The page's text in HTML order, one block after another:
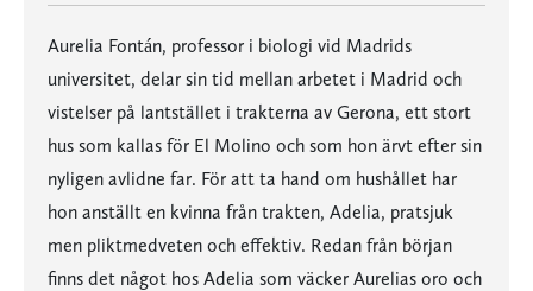
Aurelia Fontán, professor i biologi vid Madrids
universitet, delar sin tid mellan arbetet i Madrid och
vistelser på lantstället i trakterna av Gerona, ett stort
hus som kallas för El Molino och som hon ärvt efter sin
nyligen avlidne far. För att ta hand om hushållet har
hon anställt en kvinna från trakten, Adelia, pratsjuk
men pliktmedveten och effektiv. Redan från början
finns det något hos Adelia som väcker Aurelias oro och